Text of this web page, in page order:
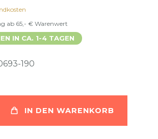
ab 65,- € Warenwert
IN CA. 1-4 TAGEN
190
IN DEN WARENKORB